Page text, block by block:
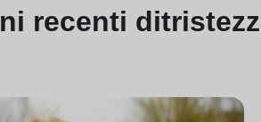
recenti di